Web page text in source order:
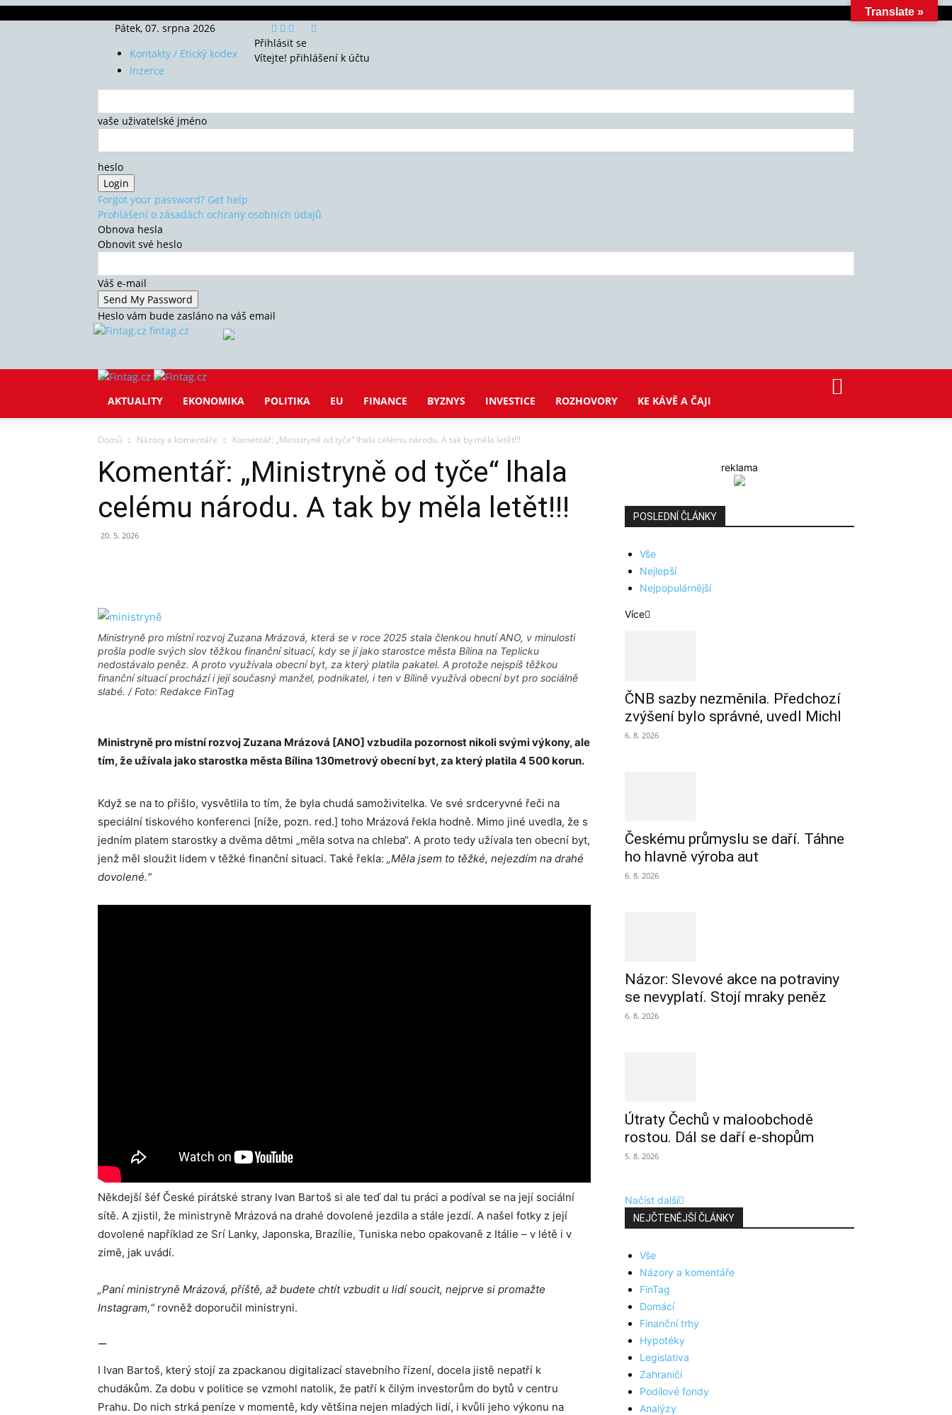
Pátek, 07. srpna 2026
Kontakty / Etický kodex
Inzerce
Přihlásit se
Vítejte! přihlášení k účtu
vaše uživatelské jméno
heslo
Forgot your password? Get help
Prohlášení o zásadách ochrany osobních údajů
Obnova hesla
Obnovit své heslo
Váš e-mail
Heslo vám bude zasláno na váš email
fintag.cz
AKTUALITY EKONOMIKA POLITIKA EU FINANCE BYZNYS INVESTICE ROZHOVORY KE KÁVĚ A ČAJI
Domů Názory a komentáře Komentář: „Ministryně od tyče“ lhala celému národu. A tak by měla letět!!!
Komentář: „Ministryně od tyče“ lhala
celému národu. A tak by měla letět!!!
20. 5. 2026
Ministryně pro místní rozvoj Zuzana Mrázová, která se v roce 2025 stala členkou hnutí ANO, v minulosti
prošla podle svých slov těžkou finanční situací, kdy se jí jako starostce města Bílina na Teplicku
nedostávalo peněz. A proto využívala obecní byt, za který platila pakatel. A protože nejspíš těžkou
finanční situací prochází i její současný manžel, podnikatel, i ten v Bílině využívá obecní byt pro sociálně
slabé. / Foto: Redakce FinTag
Ministryně pro místní rozvoj Zuzana Mrázová [ANO] vzbudila pozornost nikoli svými výkony, ale
tím, že užívala jako starostka města Bílina 130metrový obecní byt, za který platila 4 500 korun.
Když se na to přišlo, vysvětlila to tím, že byla chudá samoživitelka. Ve své srdceryvné řeči na
speciální tiskového konferenci [níže, pozn. red.] toho Mrázová řekla hodně. Mimo jiné uvedla, že s
jedním platem starostky a dvěma dětmi „měla sotva na chleba“. A proto tedy užívala ten obecní byt,
jenž měl sloužit lidem v těžké finanční situaci. Také řekla: „Měla jsem to těžké, nejezdím na drahé
dovolené.“
Někdejší šéf České pirátské strany Ivan Bartoš si ale teď dal tu práci a podíval se na její sociální
sítě. A zjistil, že ministryně Mrázová na drahé dovolené jezdila a stále jezdí. A našel fotky z její
dovolené například ze Srí Lanky, Japonska, Brazílie, Tuniska nebo opakovaně z Itálie – v létě i v
zimě, jak uvádí.
„Paní ministryně Mrázová, příště, až budete chtít vzbudit u lidí soucit, nejprve si promažte
Instagram,“rovněž doporučil ministryni.
—
I Ivan Bartoš, který stojí za zpackanou digitalizací stavebního řízení, docela jistě nepatří k
chudákům. Za dobu v politice se vzmohl natolik, že patří k čilým investorům do bytů v centru
Prahu. Do nich strká peníze v momentě, kdy většina nejen mladých lidí, i kvůli jeho výkonu na
reklama
POSLEDNÍ ČLÁNKY
Vše
Nejlepší
Nejpopulárnější
Více
ČNB sazby nezměnila. Předchozí
zvýšení bylo správné, uvedl Michl
6. 8. 2026
Českému průmyslu se daří. Táhne
ho hlavně výroba aut
6. 8. 2026
Názor: Slevové akce na potraviny
se nevyplatí. Stojí mraky peněz
6. 8. 2026
Útraty Čechů v maloobchodě
rostou. Dál se daří e-shopům
5. 8. 2026
Načíst další
NEJČTENĚJŠÍ ČLÁNKY
Vše
Názory a komentáře
FinTag
Domácí
Finanční trhy
Hypotéky
Legislativa
Zahraničí
Podílové fondy
Analýzy
Translate »